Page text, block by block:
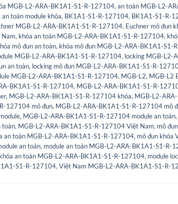
MGB-L2-ARA-BK1A1-S1-R-127104, an toàn MGB-L2-
an toàn module khóa, BK1A1-S1-R-127104, BK1A1-S1-R-
MGB-L2-ARA-BK1A1-S1-R-127104, Euchner mô đun
Nam, khóa an toàn MGB-L2-ARA-BK1A1-S1-R-127104,
mô đun an toàn, khóa mô đun MGB-L2-ARA-BK1A1-S1-
MGB-L2-ARA-BK1A1-S1-R-127104, locking MGB-L2-
an toàn, locking mô đun MGB-L2-ARA-BK1A1-S1-R-
MGB-L2-ARA-BK1A1-S1-R-127104, MGB-L2, MGB-L2
BK1A1-S1-R-127104, MGB-L2-ARA-BK1A1-S1-R-
, MGB-L2-ARA-BK1A1-S1-R-127104 khóa, MGB-L2-
127104 mô đun, MGB-L2-ARA-BK1A1-S1-R-127104 mô
, MGB-L2-ARA-BK1A1-S1-R-127104 module an toàn,
toàn, MGB-L2-ARA-BK1A1-S1-R-127104 Việt Nam, mô
an toàn MGB-L2-ARA-BK1A1-S1-R-127104, mô đun khóa
an toàn, module an toàn MGB-L2-ARA-BK1A1-S1-R-
an toàn MGB-L2-ARA-BK1A1-S1-R-127104, module
S1-R-127104, Việt Nam MGB-L2-ARA-BK1A1-S1-R-